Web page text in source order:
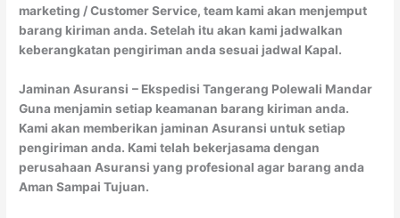
marketing / Customer Service, team kami akan menjemput
barang kiriman anda. Setelah itu akan kami jadwalkan
keberangkatan pengiriman anda sesuai jadwal Kapal.
Jaminan Asuransi – Ekspedisi Tangerang Polewali Mandar
Guna menjamin setiap keamanan barang kiriman anda.
Kami akan memberikan jaminan Asuransi untuk setiap
pengiriman anda. Kami telah bekerjasama dengan
perusahaan Asuransi yang profesional agar barang anda
Aman Sampai Tujuan.